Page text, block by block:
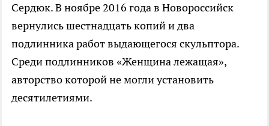
Сердюк. В ноябре 2016 года в Новороссийск
вернулись шестнадцать копий и два
подлинника работ выдающегося скульптора.
Среди подлинников «Женщина лежащая»,
авторство которой не могли установить
десятилетиями.